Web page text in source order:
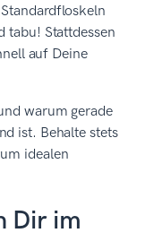
tabu! Stattdessen
auf Deine
warum gerade
ist. Behalte stets
idealen
Dir im